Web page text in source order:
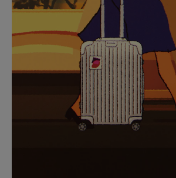
SUR
POUR
METTRE
PAUSE
VEUILLEZ
CLIQUER
POUR
RÉACTIVER
LE
SON